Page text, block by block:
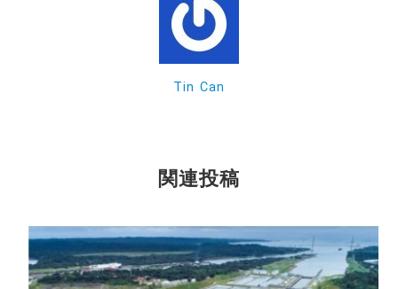
Tin Can
関連投稿